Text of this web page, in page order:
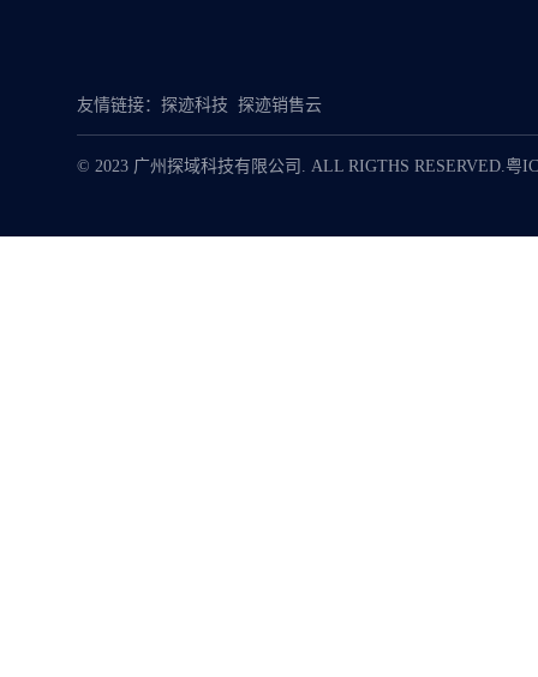
友情链接： 探迹科技 探迹销售云
© 2023 广州探域科技有限公司. ALL RIGTHS RESERVED.粤